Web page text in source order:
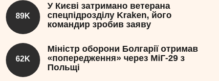
89K
У Києві затримано ветерана
спецпідрозділу Kraken, його
командир зробив заяву
62K
Міністр оборони Болгарії отримав
«попередження» через МіГ-29 з
Польщі